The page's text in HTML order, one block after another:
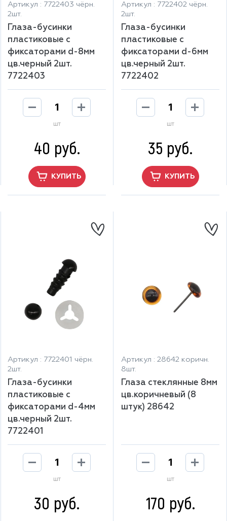
Артикул : 7722403 чёрн.
2шт.
Глаза-бусинки
пластиковые с
фиксаторами d-8мм
цв.черный 2шт.
7722403
шт
40 руб.
КУПИТЬ
Артикул : 7722402 чёрн.
2шт.
Глаза-бусинки
пластиковые с
фиксаторами d-6мм
цв.черный 2шт.
7722402
шт
35 руб.
КУПИТЬ
Артикул : 7722401 чёрн.
2шт.
Глаза-бусинки
пластиковые с
фиксаторами d-4мм
цв.черный 2шт.
7722401
шт
30 руб.
Артикул : 28642 коричн.
8шт.
Глаза стеклянные 8мм
цв.коричневый (8
штук) 28642
шт
170 руб.